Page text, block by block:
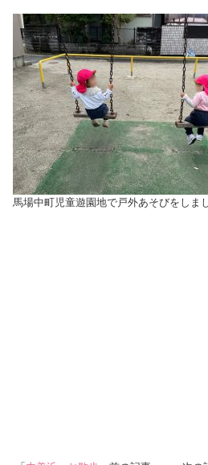
馬場中町児童遊園地で戸外あそびをしまし